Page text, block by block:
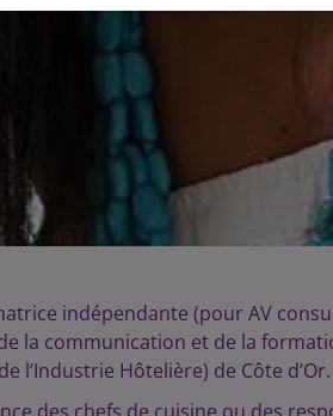
indépendante (pour AV
la communication et de la
l’Industrie Hôtelière) de Côte d’Or.